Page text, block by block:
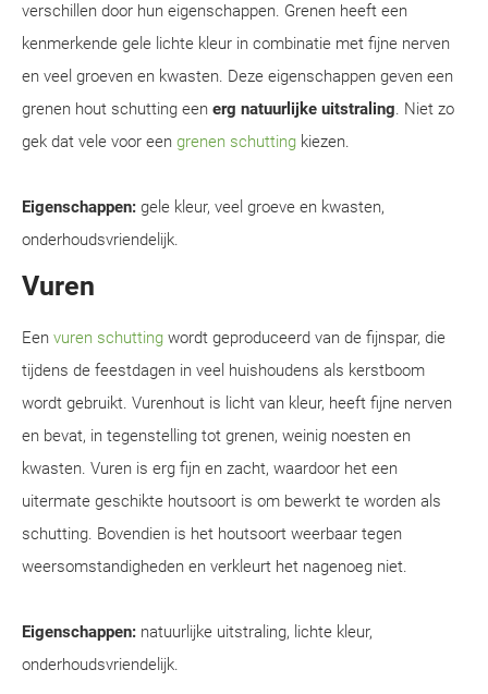
verschillen door hun eigenschappen. Grenen heeft een
kenmerkende gele lichte kleur in combinatie met fijne nerven
en veel groeven en kwasten. Deze eigenschappen geven een
grenen hout schutting een erg natuurlijke uitstraling. Niet zo
gek dat vele voor een grenen schutting kiezen.
Eigenschappen: gele kleur, veel groeve en kwasten,
onderhoudsvriendelijk.
Vuren
Een vuren schutting wordt geproduceerd van de fijnspar, die
tijdens de feestdagen in veel huishoudens als kerstboom
wordt gebruikt. Vurenhout is licht van kleur, heeft fijne nerven
en bevat, in tegenstelling tot grenen, weinig noesten en
kwasten. Vuren is erg fijn en zacht, waardoor het een
uitermate geschikte houtsoort is om bewerkt te worden als
schutting. Bovendien is het houtsoort weerbaar tegen
weersomstandigheden en verkleurt het nagenoeg niet.
Eigenschappen: natuurlijke uitstraling, lichte kleur,
onderhoudsvriendelijk.